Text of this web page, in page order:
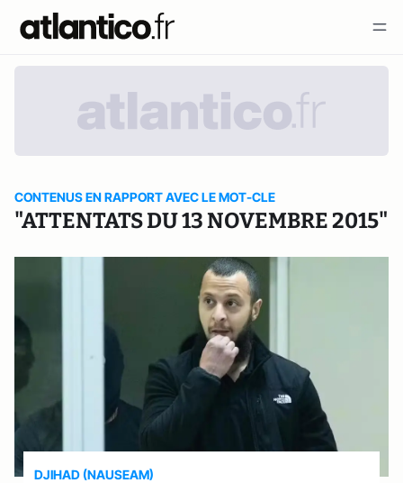
CONTENUS EN RAPPORT AVEC LE MOT-CLE
"ATTENTATS DU 13 NOVEMBRE 2015"
DJIHAD (NAUSEAM)